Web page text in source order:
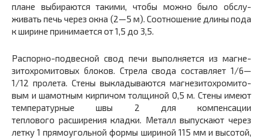
плане выбираются такими, чтобы можно было обслу­
живать печь через окна (2—5 м). Соотношение длины пода
к ширине принимается от 1,5 до 3,5.
Распорно-подвесной свод печи выполняется из магне­
зитохромитовых блоков. Стрела свода составляет 1/6—
1/12 пролета. Стены выкладываются магнезитохромито­
вым и шамотным кирпичом толщиной 0,5 м. Стены име­ют
температурные швы 2 для компенсации
теплового расширения кладки. Металл выпускают через
летку 1 прямоугольной формы шириной 115 мм и высотой,